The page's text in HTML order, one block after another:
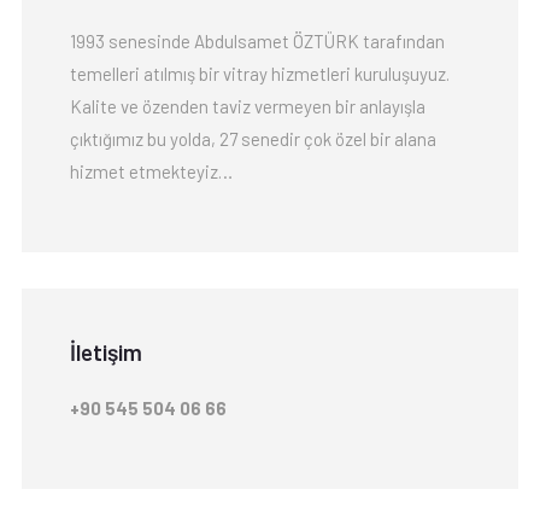
1993 senesinde Abdulsamet ÖZTÜRK tarafından
temelleri atılmış bir vitray hizmetleri kuruluşuyuz.
Kalite ve özenden taviz vermeyen bir anlayışla
çıktığımız bu yolda, 27 senedir çok özel bir alana
hizmet etmekteyiz…
İletişim
+90 545 504 06 66